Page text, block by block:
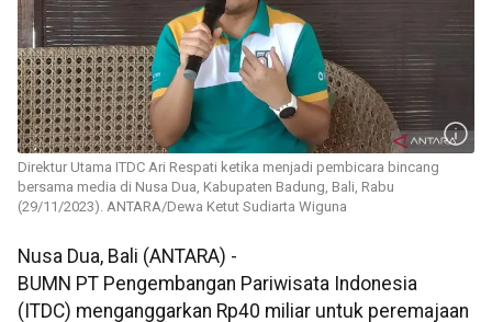
Direktur Utama ITDC Ari Respati ketika menjadi pembicara bincang
bersama media di Nusa Dua, Kabupaten Badung, Bali, Rabu
(29/11/2023). ANTARA/Dewa Ketut Sudiarta Wiguna
Nusa Dua, Bali (ANTARA) -
BUMN PT Pengembangan Pariwisata Indonesia
(ITDC) menganggarkan Rp40 miliar untuk peremajaan